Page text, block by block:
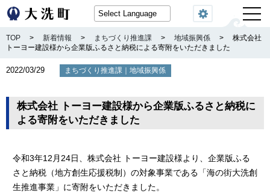
閲覧機能
TOP > 新着情報 > まちづくり推進課 > 地域振興係 >
株式会社
トーヨー建設様から企業版ふるさと納税による寄附をいただきました
2022/03/29 まちづくり推進課 ｜地域振興係
株式会社 トーヨー建設様から企業版ふるさと納税に
よる寄附をいただきました
令和3年12月24日、株式会社 トーヨー建設様より、企業版ふる
さと納税（地方創生応援税制）の対象事業である「海の街大洗創
生推進事業」に寄附をいただきました。